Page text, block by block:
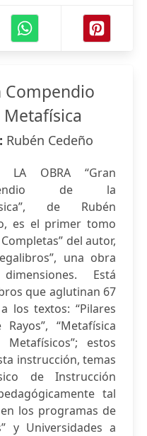
Compendio
Metafísica
Rubén Cedeño
LA OBRA “Gran
de la
de Rubén
es el primer tomo
del autor,
una obra
Está
que aglutinan 67
los textos: “Pilares
“Metafísica
Metafísicos”; estos
instrucción, temas
de Instrucción
tal
los programas de
y Universidades a